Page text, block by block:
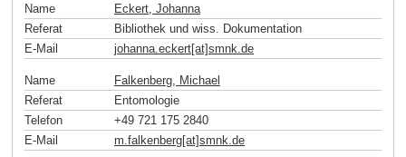
Name
Eckert, Johanna
Referat
Bibliothek und wiss. Dokumentation
E-Mail
johanna.eckert[at]smnk de
Name
Falkenberg, Michael
Referat
Entomologie
Telefon
+49 721 175 2840
E-Mail
m.falkenberg[at]smnk de